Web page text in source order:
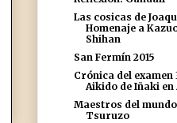
Las cosicas de
Homenaje a
Shihan
San Fermín 2015
Crónica del examen
Aikido de Iñaki en
Maestros del
Tsuruzo